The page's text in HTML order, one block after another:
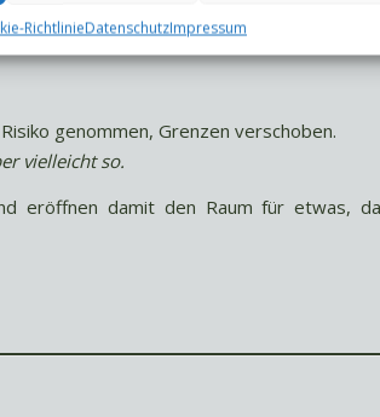
RichtlinieDatenschutzImpressum
genommen, Grenzen verschoben.
vielleicht so.
eröffnen damit den Raum für etwas,